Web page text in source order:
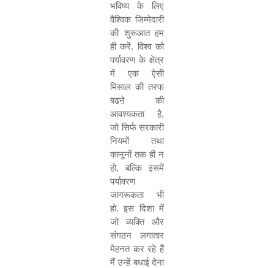
भविष्य के लिए
वैश्विक जिम्मेदारी
की शुरूआत हम
ही करें. विश्व को
पर्यावरण के क्षेत्र
में एक ऐसी
मिसाल की तरफ
बढऩे की
आवश्यकता है,
जो सिर्फ सरकारी
नियमों तथा
कानूनों तक ही न
हो, बल्कि इसमें
पर्यावरण
जागरूकता भी
हो. इस दिशा में
जो व्यक्ति और
संगठन लगातार
मेहनत कर रहे हैं
मैं उन्हें बधाई देना